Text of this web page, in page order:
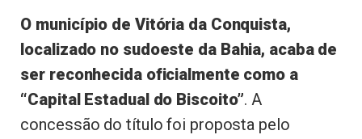
O município de Vitória da Conquista,
localizado no sudoeste da Bahia, acaba de
ser reconhecida oficialmente como a
“Capital Estadual do Biscoito”. A
concessão do título foi proposta pelo